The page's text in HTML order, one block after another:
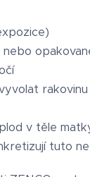
v těle
tuto